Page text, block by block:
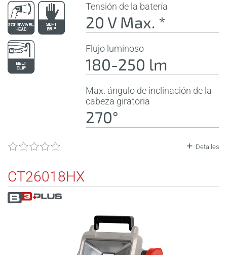
Tensión de la batería
20 V Max. *
Flujo luminoso
180-250 lm
Max. ángulo de inclinación de la
cabeza giratoria
270°
Detalles
CT26018HX